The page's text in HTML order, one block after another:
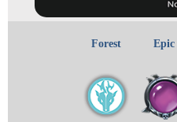
Forest Epic